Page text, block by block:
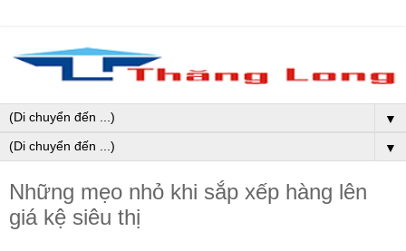
▼
▼
Những mẹo nhỏ khi sắp xếp hàng lên
giá kệ siêu thị